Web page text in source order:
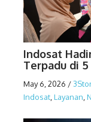
Indosat
Terpadu di
May 6, 2026 /
Indosat Layanan